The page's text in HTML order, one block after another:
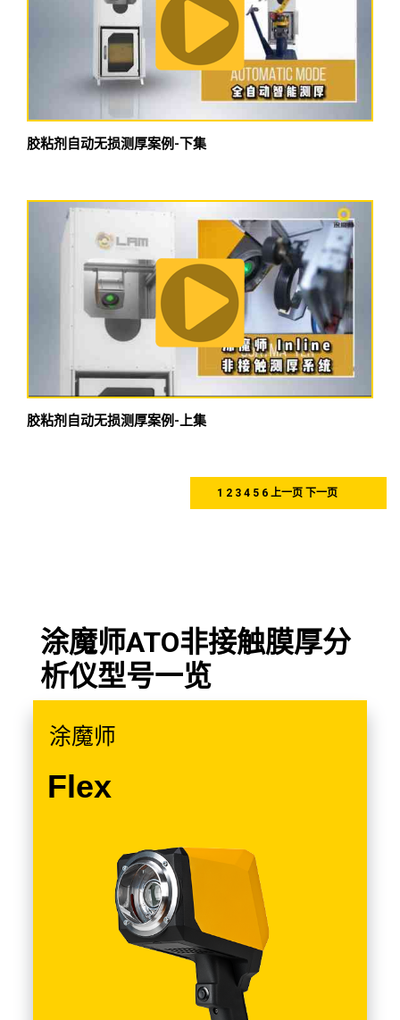
胶粘剂自动无损测厚案例-下集
胶粘剂自动无损测厚案例-上集
1 2 3 4 5 6 上一页 下一页
涂魔师ATO非接触膜厚分
析仪型号一览
涂魔师
Flex